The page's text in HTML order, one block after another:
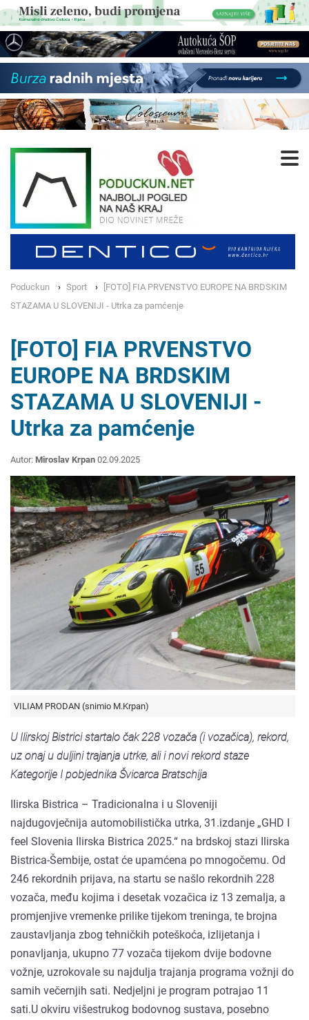
Poduckun Sport
[FOTO] FIA PRVENSTVO EUROPE NA BRDSKIM
STAZAMA U SLOVENIJI - Utrka za pamćenje
[FOTO] FIA PRVENSTVO
EUROPE NA BRDSKIM
STAZAMA U SLOVENIJI -
Utrka za pamćenje
Autor: Miroslav Krpan 02.09.2025
VILIAM PRODAN (snimio M.Krpan)
U Ilirskoj Bistrici startalo čak 228 vozača (i vozačica), rekord,
uz onaj u duljini trajanja utrke, ali i novi rekord staze
Kategorije I pobjednika Švicarca Bratschija
Ilirska Bistrica – Tradicionalna i u Sloveniji
najdugovječnija automobilistička utrka, 31.izdanje „GHD I
feel Slovenia Ilirska Bistrica 2025.“ na brdskoj stazi Ilirska
Bistrica-Šembije, ostat će upamćena po mnogočemu. Od
246 rekordnih prijava, na startu se našlo rekordnih 228
vozača, među kojima i desetak vozačica iz 13 zemalja, a
promjenjive vremenke prilike tijekom treninga, te brojna
zaustavljanja zbog tehničkih poteškoća, izlijetanja i
ponavljanja, ukupno 77 vozača tijekom dvije bodovne
vožnje, uzrokovale su najdulja trajanja programa vožnji do
samih večernjih sati. Nedjeljni je program potrajao 11
sati.U okviru višestrukog bodovnog sustava, posebno